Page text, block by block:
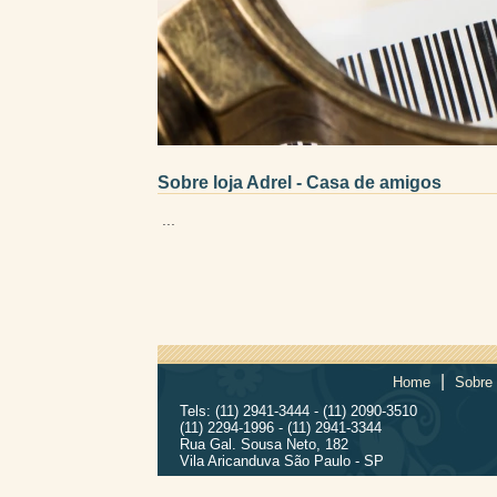
Sobre loja Adrel - Casa de amigos
Home
Sobre
Tels: (11) 2941-3444 - (11) 2090-3510
(11) 2294-1996 - (11) 2941-3344
Rua Gal. Sousa Neto, 182
Vila Aricanduva São Paulo - SP